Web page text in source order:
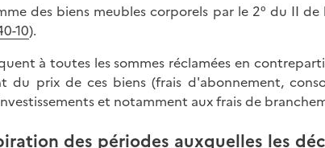
des biens meubles corporels par le 2° du II de
10).
à toutes les sommes réclamées en
prix de ces biens (frais d'abonnement,
et notamment aux frais de
des périodes auxquelles les